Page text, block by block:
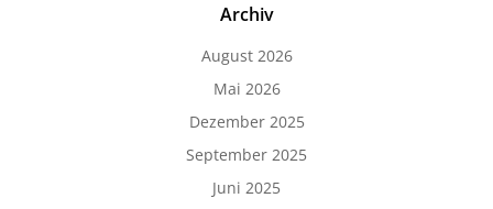
Archiv
August 2026
Mai 2026
Dezember 2025
September 2025
Juni 2025